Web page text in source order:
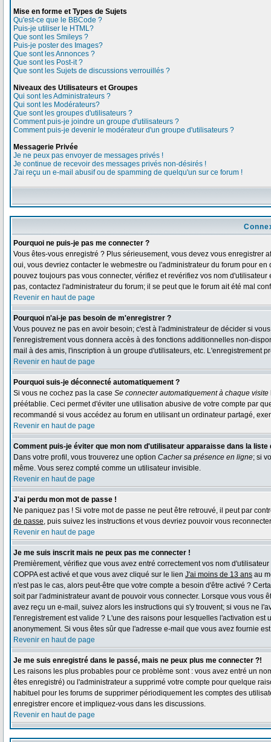
Mise en forme et Types de Sujets
Qu'est-ce que le BBCode ?
Puis-je utiliser le HTML?
Que sont les Smileys ?
Puis-je poster des Images?
Que sont les Annonces ?
Que sont les Post-it ?
Que sont les Sujets de discussions verrouillés ?
Niveaux des Utilisateurs et Groupes
Qui sont les Administrateurs ?
Qui sont les Modérateurs?
Que sont les groupes d'utilisateurs ?
Comment puis-je joindre un groupe d'utilisateurs ?
Comment puis-je devenir le modérateur d'un groupe d'utilisateurs ?
Messagerie Privée
Je ne peux pas envoyer de messages privés !
Je continue de recevoir des messages privés non-désirés !
J'ai reçu un e-mail abusif ou de spamming de quelqu'un sur ce forum !
Pourquoi ne puis-je pas me connecter ?
Vous êtes-vous enregistré ? Plus sérieusement, vous devez vous enregistrer
oui, vous devriez contacter le webmestre ou l'administrateur du forum pour
pouvez toujours pas vous connecter, vérifiez et revérifiez vos nom
pas, contactez l'administrateur du forum; il se peut que le forum ait été mal
Revenir en haut de page
Pourquoi n'ai-je pas besoin de m'enregistrer ?
Vous pouvez ne pas en avoir besoin; c'est à l'administrateur de décider si
l'enregistrement vous donnera accès à des fonctions additionnelles non-
mail à des amis, l'inscription à un groupe d'utilisateurs, etc. L'enregistrement
Revenir en haut de page
Pourquoi suis-je déconnecté automatiquement ?
Si vous ne cochez pas la case Se connecter automatiquement à chaque visite
préétablie. Ceci permet d'éviter une utilisation abusive de votre compte par
recommandé si vous accédez au forum en utilisant un ordinateur partagé,
Revenir en haut de page
Comment puis-je éviter que mon nom d'utilisateur apparaisse dans la liste
Dans votre profil, vous trouverez une option Cacher sa présence en ligne; si
même. Vous serez compté comme un utilisateur invisible.
Revenir en haut de page
J'ai perdu mon mot de passe !
Ne paniquez pas ! Si votre mot de passe ne peut être retrouvé, il peut par
de passe, puis suivez les instructions et vous devriez pouvoir vous
Revenir en haut de page
Je me suis inscrit mais ne peux pas me connecter !
Premièrement, vérifiez que vous avez entré correctement vos nom
COPPA est activé et que vous avez cliqué sur le lien J'ai moins de 13 ans au
n'est pas le cas, alors peut-être que votre compte a besoin d'être activé ?
soit par l'administrateur avant de pouvoir vous connecter. Lorsque vous
avez reçu un e-mail, suivez alors les instructions qui s'y trouvent; si vous ne
l'enregistrement est valide ? L'une des raisons pour lesquelles l'activation
anonymement. Si vous êtes sûr que l'adresse e-mail que vous avez fournie
Revenir en haut de page
Je me suis enregistré dans le passé, mais ne peux plus me connecter ?!
Les raisons les plus probables pour ce problème sont : vous avez entré un
êtes enregistré) ou l'administrateur a supprimé votre compte pour quelque
habituel pour les forums de supprimer périodiquement les comptes des
enregistrer encore et impliquez-vous dans les discussions.
Revenir en haut de page